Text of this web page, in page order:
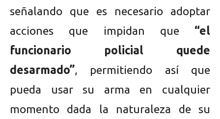
señalando que es necesario adoptar
acciones que impidan que “el
funcionario policial quede
desarmado”, permitiendo así que
pueda usar su arma en cualquier
momento dada la naturaleza de su